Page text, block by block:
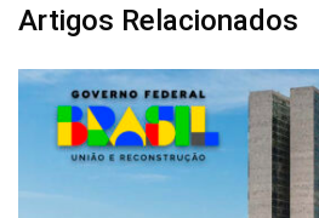
Artigos Relacionados